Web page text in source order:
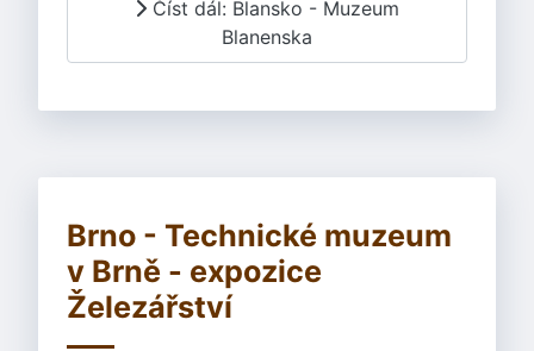
Číst dál: Blansko - Muzeum
Blanenska
Brno - Technické muzeum
v Brně - expozice
Železářství